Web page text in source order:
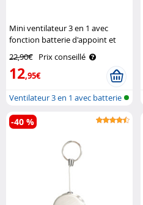
Mini ventilateur 3 en 1 avec
fonction batterie d'appoint et
lampe de poche Pearl
22,90€ Prix conseillé
12,95€
Ventilateur 3 en 1 avec batterie
et..
-40 %